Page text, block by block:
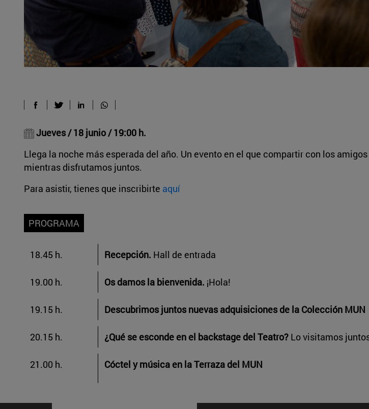
​​​​​ Jueves / 18 junio / 19:00 h.
Llega la noche más esperada del año. Un evento en el que compartir con los
mientras disfrutamos juntos.
Para asistir, tienes que inscribirte aquí
PROGRAMA
18.45 h. Recepción. Hall de entrada
19.00 h. Os damos la bienvenida. ¡Hola!
19.15 h. Descubrimos juntos nuevas adquisiciones de la Colección MUN
20.15 h. ¿Qué se esconde en el backstage del Teatro? Lo visitamos
21.00 h. Cóctel y música en la Terraza del MUN